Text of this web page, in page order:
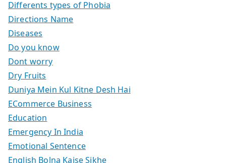
Differents types of Phobia
Directions Name
Diseases
Do you know
Dont worry
Dry Fruits
Duniya Mein Kul Kitne Desh Hai
ECommerce Business
Education
Emergency In India
Emotional Sentence
English Bolna Kaise Sikhe